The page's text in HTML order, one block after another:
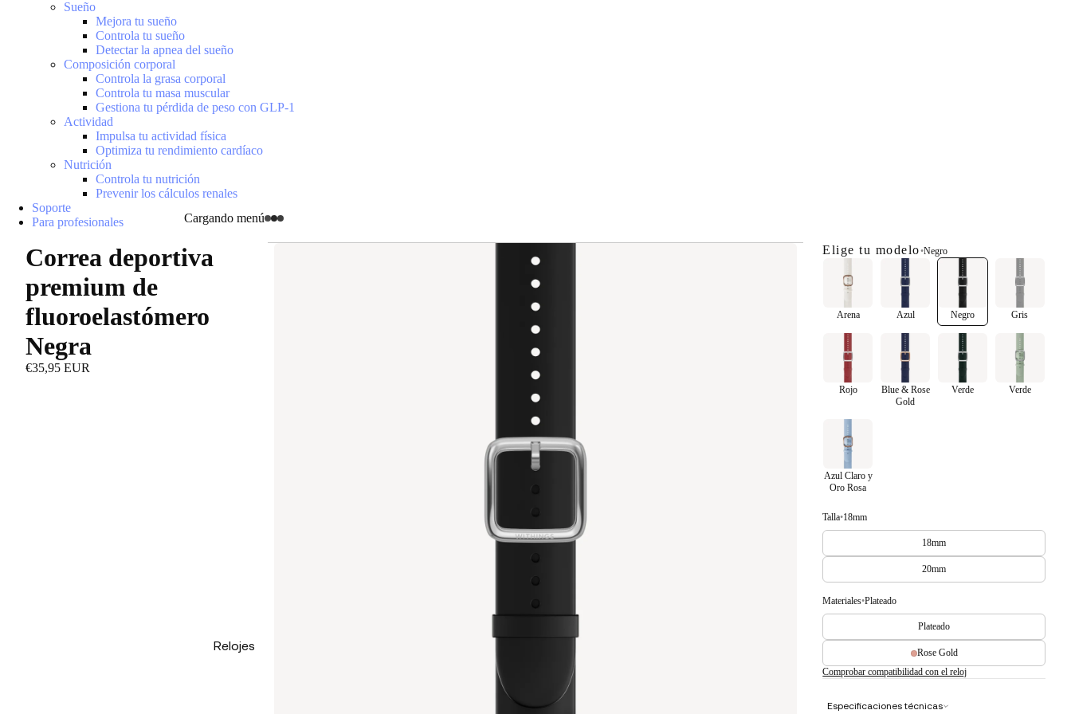
Cargando menú
Relojes
Sueño
Mejora tu sueño
Controla tu sueño
Detectar la apnea del sueño
Composición corporal
Controla la grasa corporal
Controla tu masa muscular
Gestiona tu pérdida de peso con GLP-1
Actividad
Impulsa tu actividad física
Optimiza tu rendimiento cardíaco
Nutrición
Controla tu nutrición
Prevenir los cálculos renales
Soporte
Para profesionales
Correa deportiva
premium de
fluoroelastómero
Negra
€35,95 EUR
Elige tu modelo•Negro
Arena Azul Negro Gris
Rojo
Blue & Rose
Gold
Verde Verde
Azul Claro y
Oro Rosa
Talla•18mm
18mm
20mm
Materiales•Plateado
Plateado
Rose Gold
Comprobar compatibilidad con el reloj
Especificaciones técnicas